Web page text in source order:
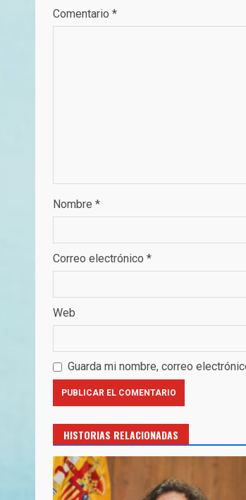
Comentario *
Nombre *
Correo electrónico *
Web
Guarda mi nombre, correo
HISTORIAS RELACIONADAS